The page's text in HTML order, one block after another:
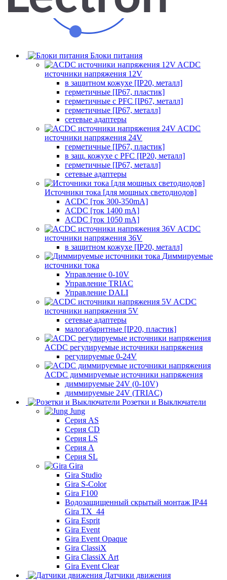
Блоки питания
ACDC
источники напряжения 12V
в защитном кожухе [IP20, металл]
герметичные [IP67, пластик]
герметичные с PFC [IP67, металл]
герметичные [IP67, металл]
сетевые адаптеры
ACDC
источники напряжения 24V
герметичные [IP67, пластик]
в защ. кожухе с PFC [IP20, металл]
герметичные [IP67, металл]
сетевые адаптеры
Источники тока [для мощных светодиодов]
ACDC [ток 300-350mA]
ACDC [ток 1400 mA]
ACDC [ток 1050 mA]
ACDC
источники напряжения 36V
в защитном кожухе [IP20, металл]
Диммируемые
источники тока
Управление 0-10V
Управление TRIAC
Управление DALI
ACDC
источники напряжения 5V
сетевые адаптеры
малогабаритные [IP20, пластик]
ACDC регулируемые источники напряжения
регулируемые 0-24V
ACDC диммируемые источники напряжения
диммируемые 24V (0-10V)
диммируемые 24V (TRIAC)
Розетки и Выключатели
Jung
Серия AS
Серия CD
Серия LS
Серия A
Серия SL
Gira
Gira Studio
Gira S-Color
Gira F100
Водозащищенный скрытый монтаж IP44
Gira TX_44
Gira Esprit
Gira Event
Gira Event Opaque
Gira ClassiX
Gira ClassiX Art
Gira Event Clear
Датчики движения